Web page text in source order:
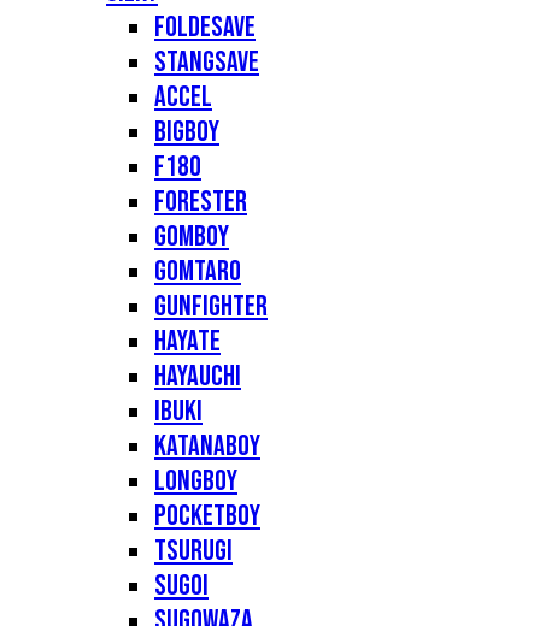
Foldesave
Stangsave
Accel
Bigboy
F180
Forester
Gomboy
Gomtaro
Gunfighter
Hayate
Hayauchi
Ibuki
Katanaboy
Longboy
Pocketboy
Tsurugi
Sugoi